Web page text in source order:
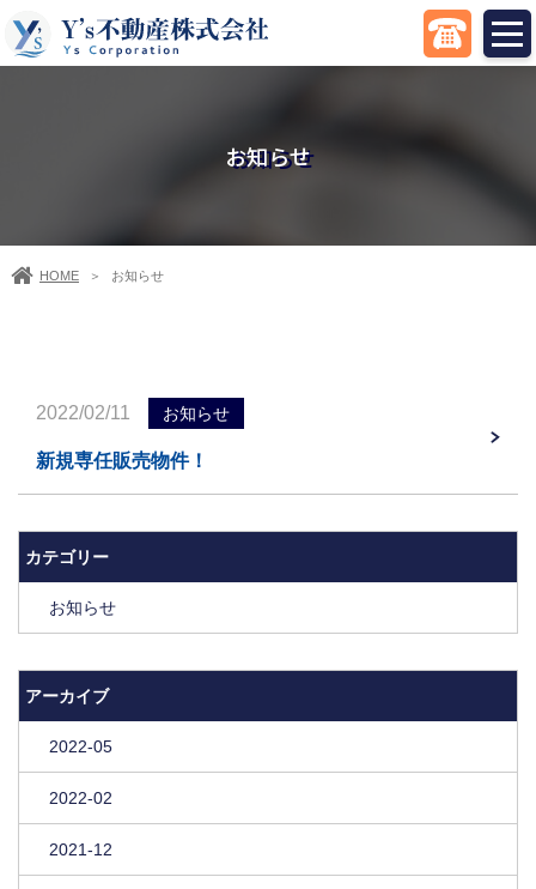
お知らせ
HOME ＞ お知らせ
カテゴリー
お知らせ
アーカイブ
2022-05
2022-02
2021-12
2022/02/11 お知らせ
新規専任販売物件！